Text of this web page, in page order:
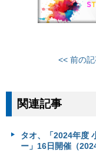
<< 前の
関連記事
タオ、「2024年度
ー」16日開催（